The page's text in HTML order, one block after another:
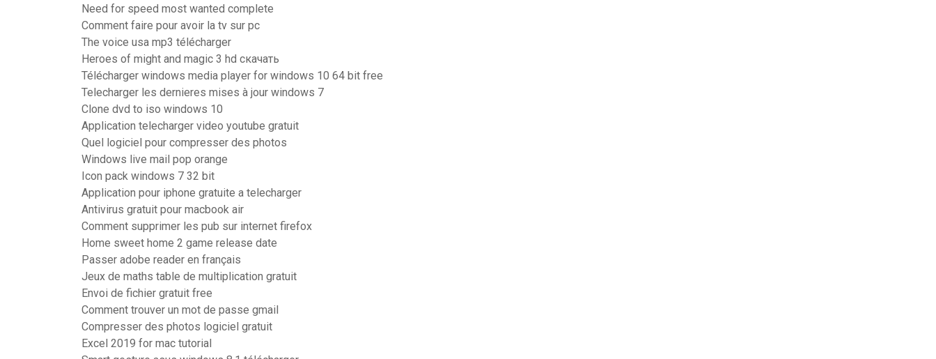
Need for speed most wanted complete
Comment faire pour avoir la tv sur pc
The voice usa mp3 télécharger
Heroes of might and magic 3 hd скачать
Télécharger windows media player for windows 10 64 bit free
Telecharger les dernieres mises à jour windows 7
Clone dvd to iso windows 10
Application telecharger video youtube gratuit
Quel logiciel pour compresser des photos
Windows live mail pop orange
Icon pack windows 7 32 bit
Application pour iphone gratuite a telecharger
Antivirus gratuit pour macbook air
Comment supprimer les pub sur internet firefox
Home sweet home 2 game release date
Passer adobe reader en français
Jeux de maths table de multiplication gratuit
Envoi de fichier gratuit free
Comment trouver un mot de passe gmail
Compresser des photos logiciel gratuit
Excel 2019 for mac tutorial